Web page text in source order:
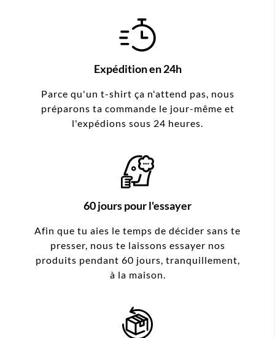
Expédition en 24h
Parce qu'un t-shirt ça n'attend pas, nous
préparons ta commande le jour-même et
l'expédions sous 24 heures.
60 jours pour l'essayer
Afin que tu aies le temps de décider sans te
presser, nous te laissons essayer nos
produits pendant 60 jours, tranquillement,
à la maison.